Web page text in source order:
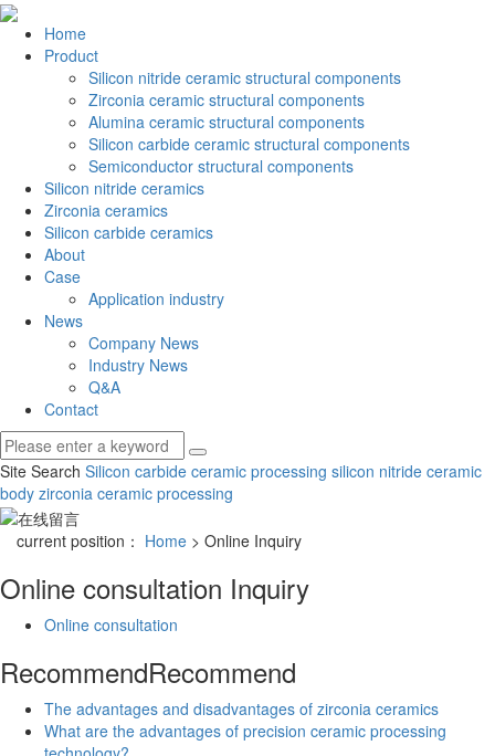
Home
Product
Silicon nitride ceramic structural components
Zirconia ceramic structural components
Alumina ceramic structural components
Silicon carbide ceramic structural components
Semiconductor structural components
Silicon nitride ceramics
Zirconia ceramics
Silicon carbide ceramics
About
Case
Application industry
News
Company News
Industry News
Q&A
Contact
Site Search Silicon carbide ceramic processing silicon nitride ceramic
body zirconia ceramic processing
current position： Home > Online Inquiry
Online consultation Inquiry
Online consultation
RecommendRecommend
The advantages and disadvantages of zirconia ceramics
What are the advantages of precision ceramic processing